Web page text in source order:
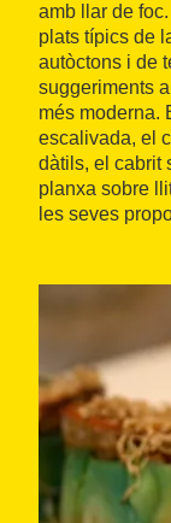
amb llar de
plats típics de
autòctons i de
suggeriments
més moderna.
escalivada, el
dàtils, el cabrit
planxa sobre
les seves